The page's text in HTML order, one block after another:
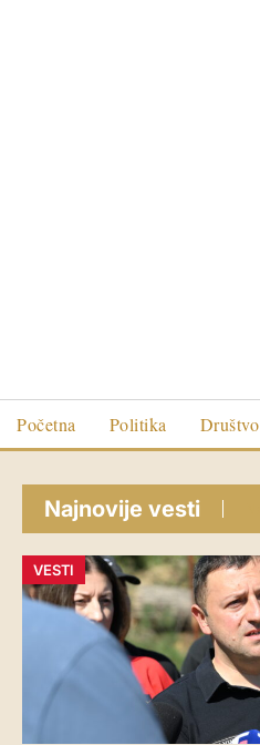
Početna Politika Društvo
Najnovije vesti
VESTI